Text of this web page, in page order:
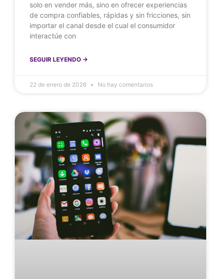
solo en vender más, sino en ofrecer experiencias
de compra confiables, rápidas y sin fricciones, sin
importar el canal desde el cual el consumidor
interactúe con
SEGUIR LEYENDO ->
22 de enero de 2026 No hay comentarios